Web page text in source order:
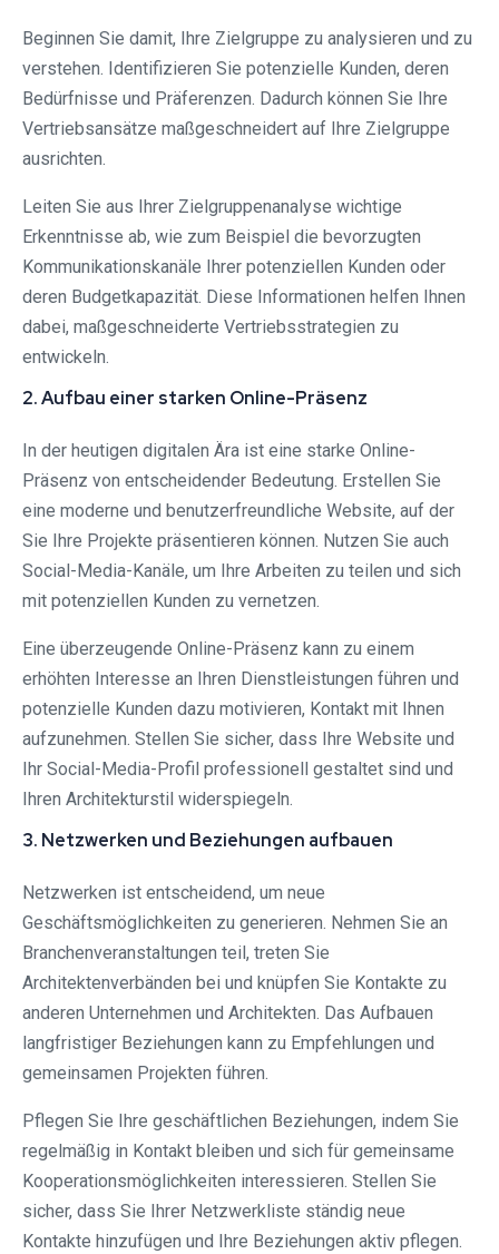
Beginnen Sie damit, Ihre Zielgruppe zu analysieren und zu
verstehen. Identifizieren Sie potenzielle Kunden, deren
Bedürfnisse und Präferenzen. Dadurch können Sie Ihre
Vertriebsansätze maßgeschneidert auf Ihre Zielgruppe
ausrichten.
Leiten Sie aus Ihrer Zielgruppenanalyse wichtige
Erkenntnisse ab, wie zum Beispiel die bevorzugten
Kommunikationskanäle Ihrer potenziellen Kunden oder
deren Budgetkapazität. Diese Informationen helfen Ihnen
dabei, maßgeschneiderte Vertriebsstrategien zu
entwickeln.
2. Aufbau einer starken Online-Präsenz
In der heutigen digitalen Ära ist eine starke Online-
Präsenz von entscheidender Bedeutung. Erstellen Sie
eine moderne und benutzerfreundliche Website, auf der
Sie Ihre Projekte präsentieren können. Nutzen Sie auch
Social-Media-Kanäle, um Ihre Arbeiten zu teilen und sich
mit potenziellen Kunden zu vernetzen.
Eine überzeugende Online-Präsenz kann zu einem
erhöhten Interesse an Ihren Dienstleistungen führen und
potenzielle Kunden dazu motivieren, Kontakt mit Ihnen
aufzunehmen. Stellen Sie sicher, dass Ihre Website und
Ihr Social-Media-Profil professionell gestaltet sind und
Ihren Architekturstil widerspiegeln.
3. Netzwerken und Beziehungen aufbauen
Netzwerken ist entscheidend, um neue
Geschäftsmöglichkeiten zu generieren. Nehmen Sie an
Branchenveranstaltungen teil, treten Sie
Architektenverbänden bei und knüpfen Sie Kontakte zu
anderen Unternehmen und Architekten. Das Aufbauen
langfristiger Beziehungen kann zu Empfehlungen und
gemeinsamen Projekten führen.
Pflegen Sie Ihre geschäftlichen Beziehungen, indem Sie
regelmäßig in Kontakt bleiben und sich für gemeinsame
Kooperationsmöglichkeiten interessieren. Stellen Sie
sicher, dass Sie Ihrer Netzwerkliste ständig neue
Kontakte hinzufügen und Ihre Beziehungen aktiv pflegen.